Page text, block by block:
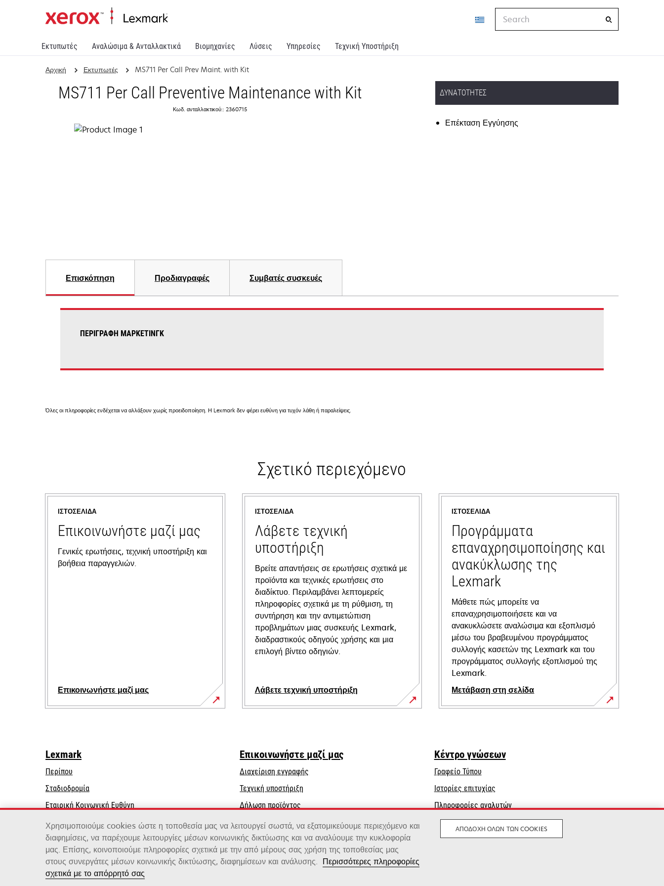
Εκτυπωτές Αναλώσιμα & Ανταλλακτικά Βιομηχανίες Λύσεις Υπηρεσίες Τεχνική Υποστήριξη
Αρχική Εκτυπωτές MS711 Per Call Prev Maint. with Kit
MS711 Per Call Preventive Maintenance with Kit
Κωδ. ανταλλακτικού:: 2360715
ΔΥΝΑΤΌΤΗΤΕΣ
Επέκταση Εγγύησης
Επισκόπηση Προδιαγραφές Συμβατές συσκευές
ΠΕΡΙΓΡΑΦΉ ΜΆΡΚΕΤΙΝΓΚ
Όλες οι πληροφορίες ενδέχεται να αλλάξουν χωρίς προειδοποίηση. Η Lexmark δεν φέρει ευθύνη για τυχόν λάθη ή παραλείψεις.
Σχετικό περιεχόμενο
ΙΣΤΟΣΕΛΊΔΑ
Επικοινωνήστε μαζί μας
Γενικές ερωτήσεις, τεχνική υποστήριξη και
βοήθεια παραγγελιών.
Επικοινωνήστε μαζί μας
ΙΣΤΟΣΕΛΊΔΑ
Λάβετε τεχνική
υποστήριξη
Βρείτε απαντήσεις σε ερωτήσεις σχετικά με
προϊόντα και τεχνικές ερωτήσεις στο
διαδίκτυο. Περιλαμβάνει λεπτομερείς
πληροφορίες σχετικά με τη ρύθμιση, τη
συντήρηση και την αντιμετώπιση
προβλημάτων μιας συσκευής Lexmark,
διαδραστικούς οδηγούς χρήσης και μια
επιλογή βίντεο οδηγιών.
Λάβετε τεχνική υποστήριξη
opens
tab
ΙΣΤΟΣΕΛΊΔΑ
Προγράμματα
επαναχρησιμοποίησης και
ανακύκλωσης της
Lexmark
Μάθετε πώς μπορείτε να
επαναχρησιμοποιήσετε και να
ανακυκλώσετε αναλώσιμα και εξοπλισμό
μέσω του βραβευμένου προγράμματος
συλλογής κασετών της Lexmark και του
προγράμματος συλλογής εξοπλισμού της
Lexmark.
Μετάβαση στη σελίδα
Lexmark
Περίπου
Σταδιοδρομία
Εταιρική Κοινωνική Ευθύνη
a
new
tab
Βιωσιμότητα
Επικοινωνήστε μαζί μας
Διαχείριση εγγραφής
Τεχνική υποστήριξη
a
new
tab
Δήλωση προϊόντος
Βρείτε έναν αντιπρόσωπο
Κατάλογος χονδρεμπόρων
Κέντρο γνώσεων
Γραφείο Τύπου
Ιστορίες επιτυχίας
Πληροφορίες αναλυτών
Lexmark International, Inc., μια εταιρεία της Xerox
©2026 Με την επιφύλαξη παντός δικαιώματος.
Χρησιμοποιούμε cookies ώστε η τοποθεσία μας να λειτουργεί σωστά, να εξατομικεύουμε περιεχόμενο και
διαφημίσεις, να παρέχουμε λειτουργίες μέσων κοινωνικής δικτύωσης και να αναλύουμε την κυκλοφορία
μας. Επίσης, κοινοποιούμε πληροφορίες σχετικά με την από μέρους σας χρήση της τοποθεσίας μας
στους συνεργάτες μέσων κοινωνικής δικτύωσης, διαφημίσεων και ανάλυσης. Περισσότερες πληροφορίες
σχετικά με το απόρρητό σας
ΑΠΟΔΟΧΉ ΌΛΩΝ ΤΩΝ COOKIES